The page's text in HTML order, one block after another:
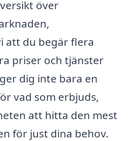
över
att du begär flera
priser och tjänster
dig inte bara en
vad som erbjuds,
att hitta den mest
för just dina behov.